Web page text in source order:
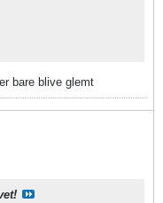
bare blive glemt